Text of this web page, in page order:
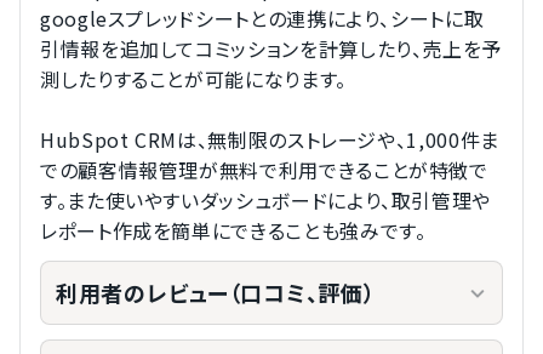
googleスプレッドシートとの連携により、シートに取
引情報を追加してコミッションを計算したり、売上を予
測したりすることが可能になります。
HubSpot CRMは、無制限のストレージや、1,000件ま
での顧客情報管理が無料で利用できることが特徴で
す。また使いやすいダッシュボードにより、取引管理や
レポート作成を簡単にできることも強みです。
利用者のレビュー（口コミ、評価）